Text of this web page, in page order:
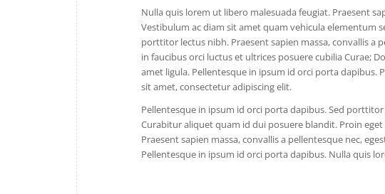
Nulla quis lorem ut libero malesuada feugiat. Praesent
Vestibulum ac diam sit amet quam vehicula elementum
porttitor lectus nibh. Praesent sapien massa, convallis a
in faucibus orci luctus et ultrices posuere cubilia Curae;
amet ligula. Pellentesque in ipsum id orci porta
sit amet, consectetur adipiscing elit.
Pellentesque in ipsum id orci porta dapibus. Sed
Curabitur aliquet quam id dui posuere blandit. Proin
Praesent sapien massa, convallis a pellentesque nec,
Pellentesque in ipsum id orci porta dapibus. Nulla quis